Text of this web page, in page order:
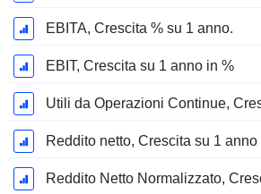
EBITA, Crescita % su 1 anno.
EBIT, Crescita su 1 anno in %
Reddito netto, Crescita su 1 anno